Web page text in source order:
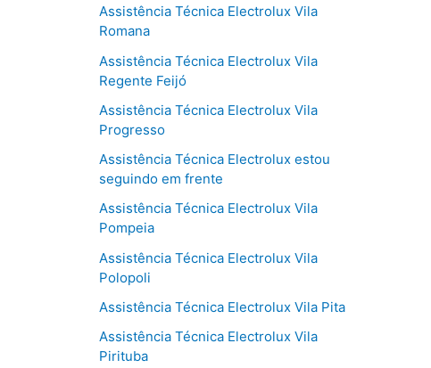
Assistência Técnica Electrolux Vila
Romana
Assistência Técnica Electrolux Vila
Regente Feijó
Assistência Técnica Electrolux Vila
Progresso
Assistência Técnica Electrolux estou
seguindo em frente
Assistência Técnica Electrolux Vila
Pompeia
Assistência Técnica Electrolux Vila
Polopoli
Assistência Técnica Electrolux Vila Pita
Assistência Técnica Electrolux Vila
Pirituba